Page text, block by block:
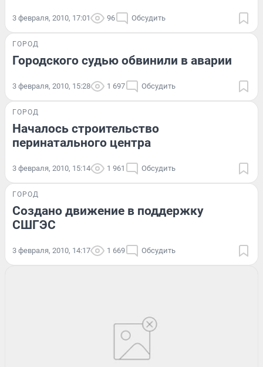
3 февраля, 2010, 17:01 96 Обсудить
ГОРОД
Городского судью обвинили в аварии
3 февраля, 2010, 15:28 1 697 Обсудить
ГОРОД
Началось строительство
перинатального центра
3 февраля, 2010, 15:14 1 961 Обсудить
ГОРОД
Создано движение в поддержку
СШГЭС
3 февраля, 2010, 14:17 1 669 Обсудить